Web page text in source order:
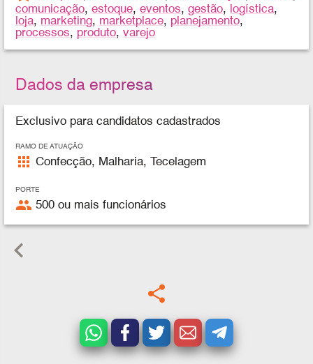
comunicação,estoque,eventos,gestão, logística,
loja, marketing, marketplace, planejamento,
processos, produto,varejo
Dados da empresa
Exclusivo para candidatos cadastrados
RAMO DE ATUAÇÃO
apps Confecção, Malharia, Tecelagem
PORTE
people 500 ou mais funcionários
keyboard_arrow_left
share